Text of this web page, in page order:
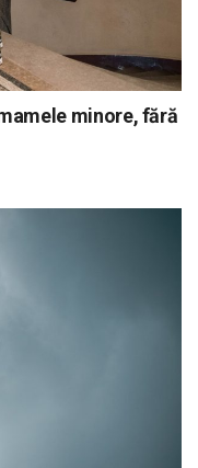
minore, fără